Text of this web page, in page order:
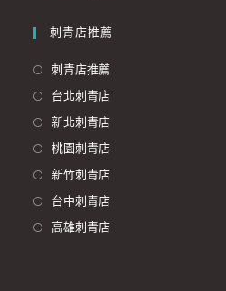
刺青店推薦
刺青店推薦
台北刺青店
新北刺青店
桃園刺青店
新竹刺青店
台中刺青店
高雄刺青店